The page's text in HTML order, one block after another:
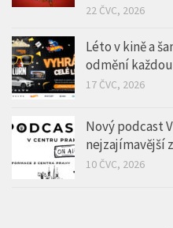
17 ČVC, 2026
Nový podcast
nejzajímavější
ZOO PRAHA OTEVŘELA